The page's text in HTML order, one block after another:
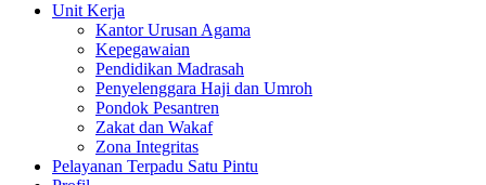
Unit Kerja
Kantor Urusan Agama
Kepegawaian
Pendidikan Madrasah
Penyelenggara Haji dan Umroh
Pondok Pesantren
Zakat dan Wakaf
Zona Integritas
Pelayanan Terpadu Satu Pintu